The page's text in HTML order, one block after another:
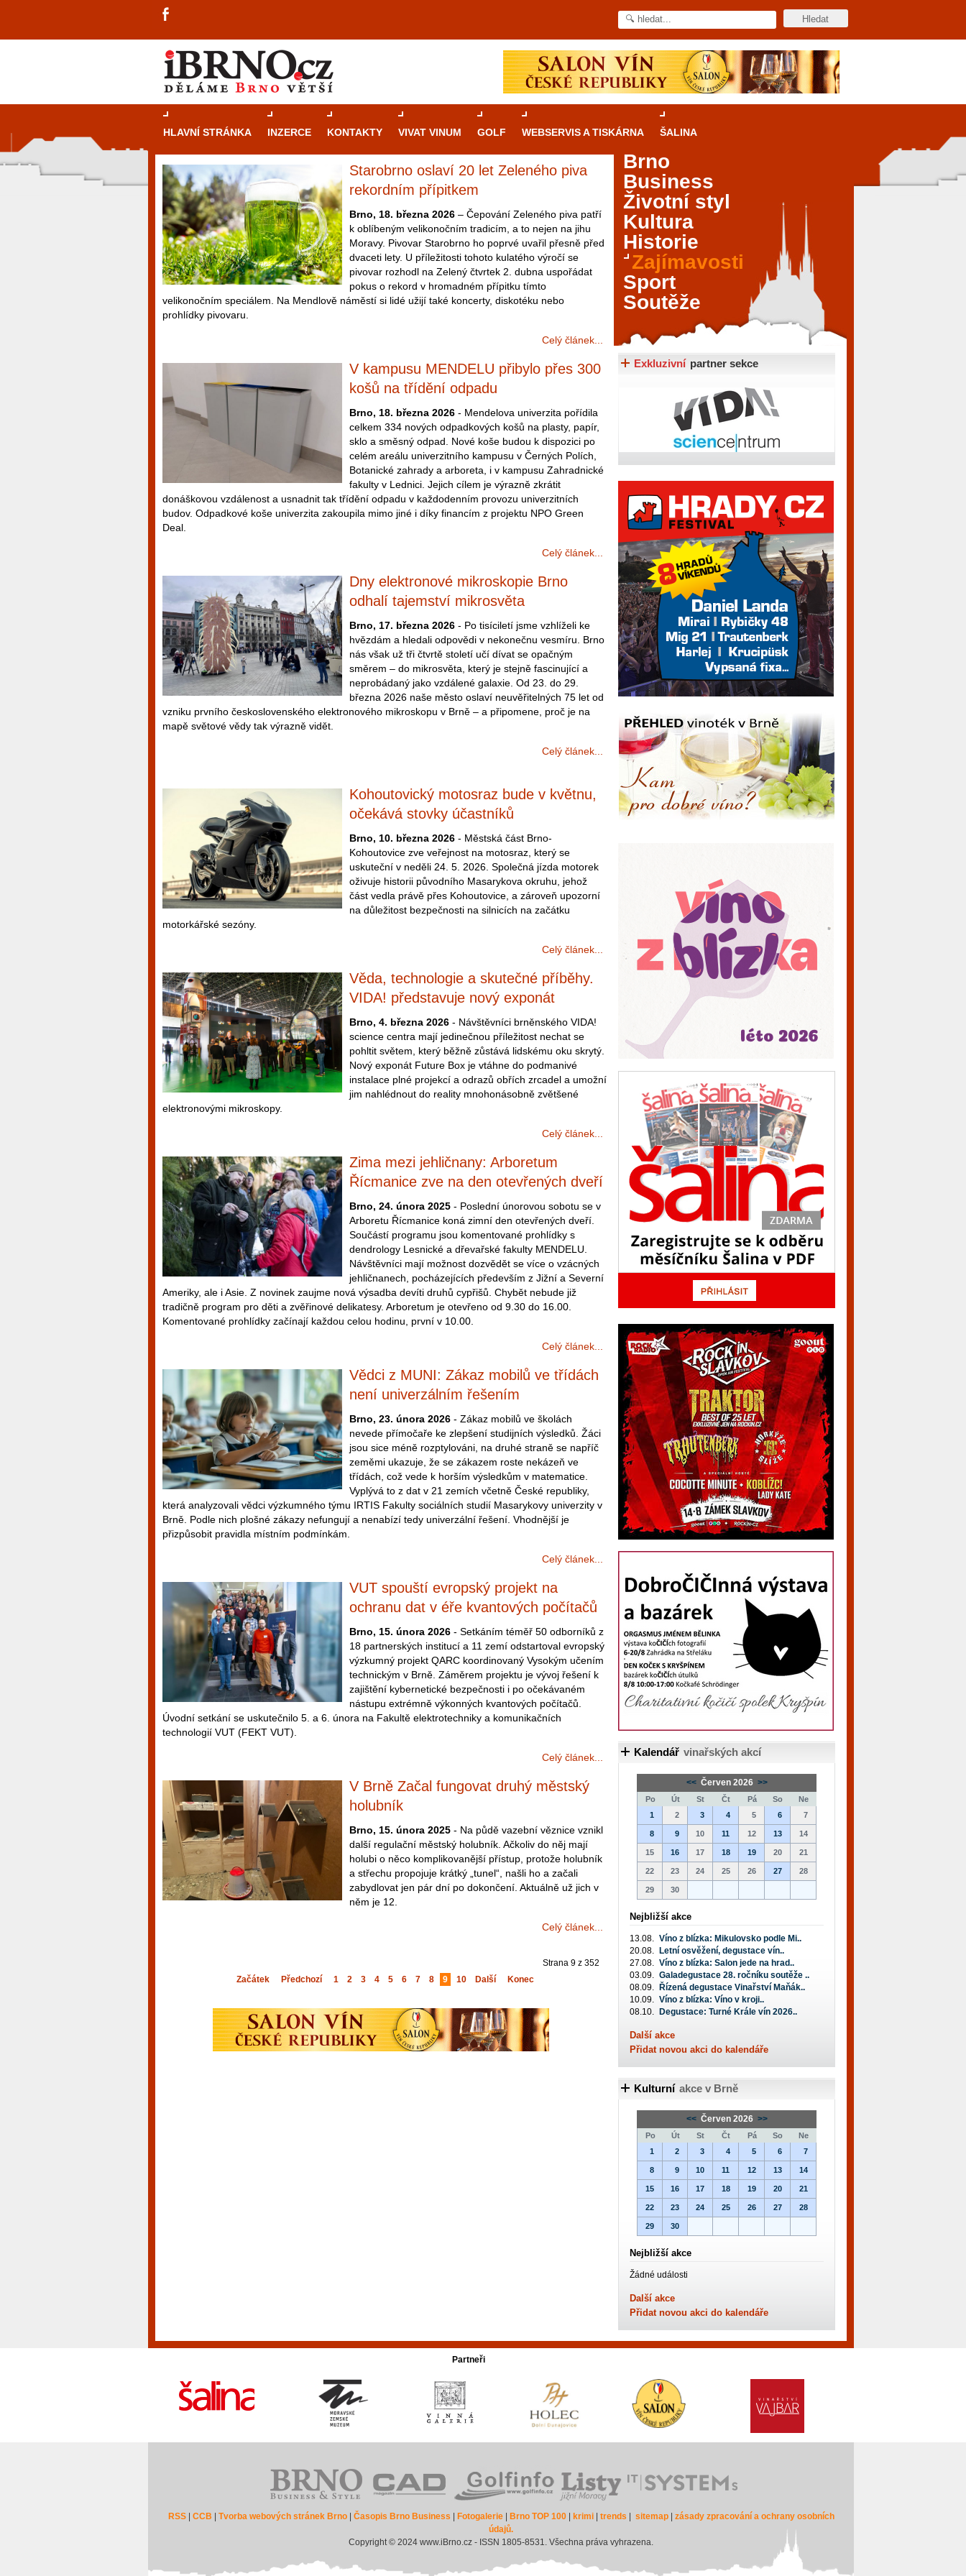
HLAVNÍ STRÁNKA INZERCE KONTAKTY VIVAT VINUM GOLF WEBSERVIS A TISKÁRNA ŠALINA
Starobrno oslaví 20 let Zeleného piva
rekordním přípitkem
Brno, 18. března 2026 – Čepování Zeleného piva patří
k oblíbeným velikonočním tradicím, a to nejen na jihu
Moravy. Pivovar Starobrno ho poprvé uvařil přesně před
dvaceti lety. U příležitosti tohoto kulatého výročí se
pivovar rozhodl na Zelený čtvrtek 2. dubna uspořádat
pokus o rekord v hromadném přípitku tímto
velikonočním speciálem. Na Mendlově náměstí si lidé užijí také koncerty, diskotéku nebo
prohlídky pivovaru.
Celý článek...
V kampusu MENDELU přibylo přes 300
košů na třídění odpadu
Brno, 18. března 2026 - Mendelova univerzita pořídila
celkem 334 nových odpadkových košů na plasty, papír,
sklo a směsný odpad. Nové koše budou k dispozici po
celém areálu univerzitního kampusu v Černých Polích,
Botanické zahrady a arboreta, i v kampusu Zahradnické
fakulty v Lednici. Jejich cílem je výrazně zkrátit
donáškovou vzdálenost a usnadnit tak třídění odpadu v každodenním provozu univerzitních
budov. Odpadkové koše univerzita zakoupila mimo jiné i díky financím z projektu NPO Green
Deal.
Celý článek...
Dny elektronové mikroskopie Brno
odhalí tajemství mikrosvěta
Brno, 17. března 2026 - Po tisíciletí jsme vzhlíželi ke
hvězdám a hledali odpovědi v nekonečnu vesmíru. Brno
nás však už tři čtvrtě století učí dívat se opačným
směrem – do mikrosvěta, který je stejně fascinující a
neprobádaný jako vzdálené galaxie. Od 23. do 29.
března 2026 naše město oslaví neuvěřitelných 75 let od
vzniku prvního československého elektronového mikroskopu v Brně – a připomene, proč je na
mapě světové vědy tak výrazně vidět.
Celý článek...
Kohoutovický motosraz bude v květnu,
očekává stovky účastníků
Brno, 10. března 2026 - Městská část Brno-
Kohoutovice zve veřejnost na motosraz, který se
uskuteční v neděli 24. 5. 2026. Společná jízda motorek
oživuje historii původního Masarykova okruhu, jehož
část vedla právě přes Kohoutovice, a zároveň upozorní
na důležitost bezpečnosti na silnicích na začátku
motorkářské sezóny.
Celý článek...
Věda, technologie a skutečné příběhy.
VIDA! představuje nový exponát
Brno, 4. března 2026 - Návštěvníci brněnského VIDA!
science centra mají jedinečnou příležitost nechat se
pohltit světem, který běžně zůstává lidskému oku skrytý.
Nový exponát Future Box je vtáhne do podmanivé
instalace plné projekcí a odrazů obřích zrcadel a umožní
jim nahlédnout do reality mnohonásobně zvětšené
elektronovými mikroskopy.
Celý článek...
Zima mezi jehličnany: Arboretum
Řícmanice zve na den otevřených dveří
Brno, 24. února 2025 - Poslední únorovou sobotu se v
Arboretu Řícmanice koná zimní den otevřených dveří.
Součástí programu jsou komentované prohlídky s
dendrology Lesnické a dřevařské fakulty MENDELU.
Návštěvníci mají možnost dozvědět se více o vzácných
jehličnanech, pocházejících především z Jižní a Severní
Ameriky, ale i Asie. Z novinek zaujme nová výsadba devíti druhů cypřišů. Chybět nebude již
tradičně program pro děti a zvěřinové delikatesy. Arboretum je otevřeno od 9.30 do 16.00.
Komentované prohlídky začínají každou celou hodinu, první v 10.00.
Celý článek...
Vědci z MUNI: Zákaz mobilů ve třídách
není univerzálním řešením
Brno, 23. února 2026 - Zákaz mobilů ve školách
nevede přímočaře ke zlepšení studijních výsledků. Žáci
jsou sice méně rozptylováni, na druhé straně se napříč
zeměmi ukazuje, že se zákazem roste nekázeň ve
třídách, což vede k horším výsledkům v matematice.
Vyplývá to z dat v 21 zemích včetně České republiky,
která analyzovali vědci výzkumného týmu IRTIS Fakulty sociálních studií Masarykovy univerzity v
Brně. Podle nich plošné zákazy nefungují a nenabízí tedy univerzální řešení. Vhodnější je
přizpůsobit pravidla místním podmínkám.
Celý článek...
VUT spouští evropský projekt na
ochranu dat v éře kvantových počítačů
Brno, 15. února 2026 - Setkáním téměř 50 odborníků z
18 partnerských institucí a 11 zemí odstartoval evropský
výzkumný projekt QARC koordinovaný Vysokým učením
technickým v Brně. Záměrem projektu je vývoj řešení k
zajištění kybernetické bezpečnosti i po očekávaném
nástupu extrémně výkonných kvantových počítačů.
Úvodní setkání se uskutečnilo 5. a 6. února na Fakultě elektrotechniky a komunikačních
technologií VUT (FEKT VUT).
Celý článek...
V Brně Začal fungovat druhý městský
holubník
Brno, 15. února 2025 - Na půdě vazební věznice vznikl
další regulační městský holubník. Ačkoliv do něj mají
holubi o něco komplikovanější přístup, protože holubník
a střechu propojuje krátký „tunel“, našli ho a začali
zabydlovat jen pár dní po dokončení. Aktuálně už jich v
něm je 12.
Celý článek...
Strana 9 z 352
Začátek
Předchozí 1 2 3 4 5 6 7 8 9 10 Další Konec
Průvodce
kasinovými hrami v Brně: Od
rulety po video automaty
Brno je městem známým pro zajímavé památky, skvělé
restaurace, divadla a univerzity. Mimo jiné je ale také
místem, kde si můžete legálně a bezpečně vyzkoušet
různé kasinové hry. V neustále kvetoucí moravské
metropoli naleznete širokou nabídku her od klasické
rulety až po moderní automaty jak pro pravidelné
návštěvníky, tak pro příležitostné hráče. V...
Celý článek...
Brno
Business
Životní styl
Kultura
Historie
Zajímavosti
Sport
Soutěže
Exkluzivní partner sekce
Kalendář vinařských akcí
<< Červen 2026 >>
Po Út St Čt Pá So
Ne
1
2 3 4 5 6 7
8 9 10 11 12 13 14
15 16 17 18 19 20 21
22 23 24 25 26 27 28
29 30
Nejbližší akce
13.08. Víno z blízka: Mikulovsko podle Mi..
20.08.
Letní osvěžení, degustace vín..
27.08. Víno z blízka: Salon jede na hrad..
03.09. Galadegustace 28. ročníku soutěže ..
08.09.
Řízená degustace Vinařství Maňák..
10.09. Víno z blízka: Víno v kroji..
08.10.
Degustace: Turné Krále vín 2026..
Další akce
Přidat novou akci do kalendáře
Kulturní akce v Brně
<< Červen 2026 >>
Po Út St Čt Pá So
Ne
1
2 3 4 5 6 7
8 9 10 11 12 13 14
15 16 17 18 19 20 21
22 23 24 25 26 27 28
29 30
Nejbližší akce
Žádné události
Další akce
Přidat novou akci do kalendáře
Partneři
RSS| CCB Tvorba webových stránek Brno| Časopis Brno Business Fotogalerie| Brno TOP 100| krimi| trends sitemap| zásady zpracování a ochrany osobních
údajů.
Copyright © 2024 www.iBrno.cz - ISSN 1805-8531. Všechna práva vyhrazena.